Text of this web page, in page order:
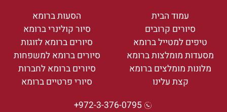
עמוד הבית
סיורים קרובים
טיפים למטייל ברומא
מסעדות מומלצות ברומא
מלונות מומלצים ברומא
קצת עלינו
הסעות ברומא
סיור קולינרי ברומא
סיורים ברומא לזוגות
סיורים ברומא למשפחות
סיורים ברומא לחברות
סיורי פרטיים ברומא
972-3-376-0795+